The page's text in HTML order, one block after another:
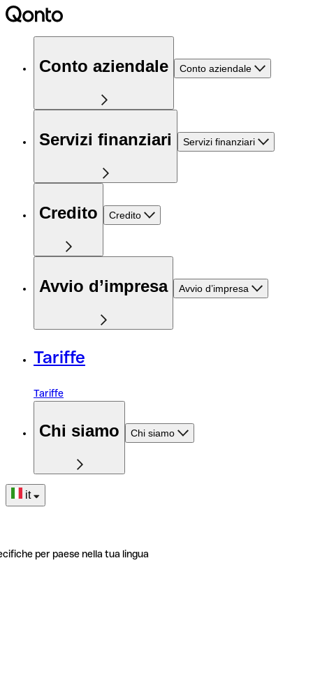
Conto aziendale Conto aziendale
Servizi finanziari Servizi finanziari
Credito Credito
Avvio d’impresa Avvio d’impresa
Tariffe
Tariffe
Chi siamo Chi siamo
it
per paese nella tua lingua